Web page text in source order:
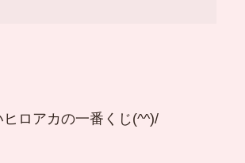
ロアカの一番くじ(^^)/